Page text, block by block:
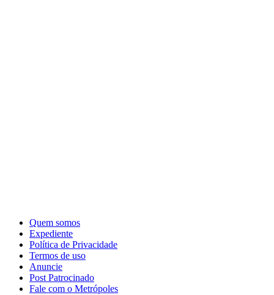
Quem somos
Expediente
Política de Privacidade
Termos de uso
Anuncie
Post Patrocinado
Fale com o Metrópoles